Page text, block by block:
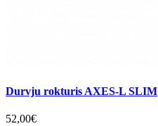
Durvju rokturis AXES-L SLIM
52,00€